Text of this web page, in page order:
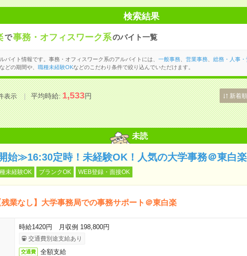
検索結果
で事務・オフィスワーク系のバイト一覧
バイト情報です。事務・オフィスワーク系のアルバイトには、 一般事務、 営業事務、 総務・人事・
どの期間や、 職種未経験OKなどのこだわり条件で絞り込んでいただけます。
表示 平均時給:1,533円 新着順
未読
始≫16:30定時！未経験OK！人気の大学事務＠東白楽
未経験OK ブランクOK WEB登録・面接OK
残業なし】大学事務局での事務サポート＠東白楽
時給1420円 月収例 198,800円
交通費別途支給あり
交通費 全額支給